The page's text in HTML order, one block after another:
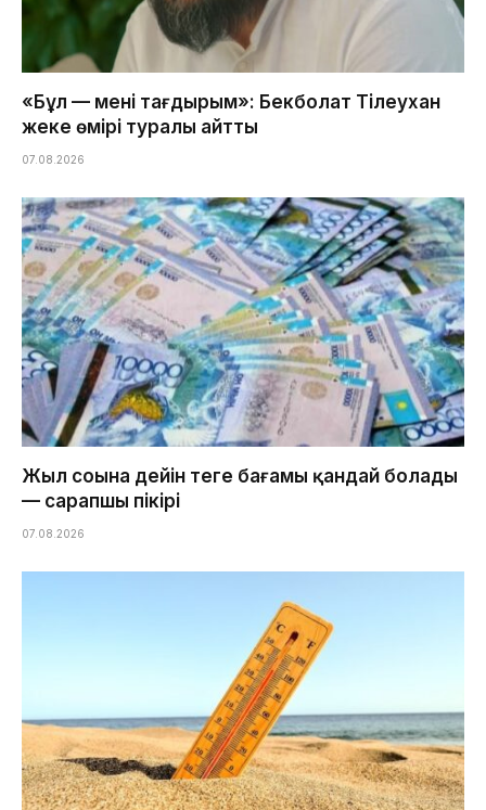
«Бұл — менің тағдырым»: Бекболат Тілеухан
жеке өмірі туралы айтты
07.08.2026
Жыл соңына дейін теңге бағамы қандай болады
— сарапшы пікірі
07.08.2026